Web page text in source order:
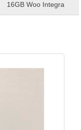
16GB Woo Integra